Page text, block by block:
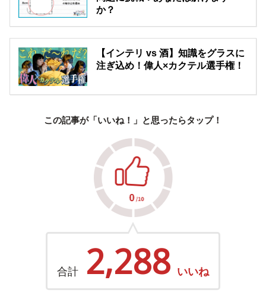
か？
【インテリ vs 酒】知識をグラスに
注ぎ込め！偉人×カクテル選手権！
この記事が「いいね！」と思ったらタップ！
合計 2,288 いいね